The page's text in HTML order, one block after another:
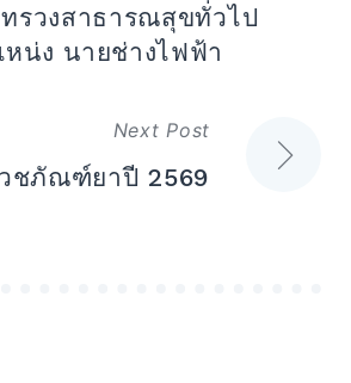
รวงสาธารณสุขทั่วไป
น่ง นายช่างไฟฟ้า
Next Post
ชภัณฑ์ยาปี 2569